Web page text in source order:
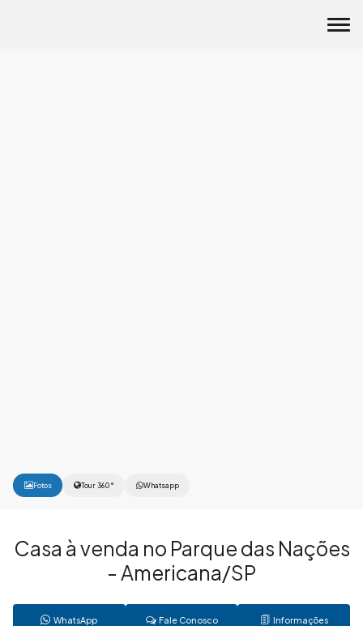
Fotos Tour 360° Whatsapp
Casa à venda no Parque das Nações
- Americana/SP
WhatsApp Fale Conosco Informações